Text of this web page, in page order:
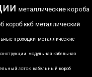
металлические короба
короб ккб металлический
проходки металлические
модульная кабельная
лоток кабельный короб